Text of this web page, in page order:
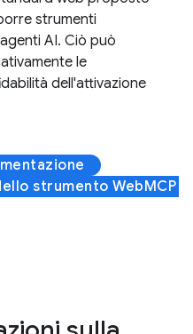
strumenti
AI. Ciò può
le
dell'attivazione
strumento WebMCP